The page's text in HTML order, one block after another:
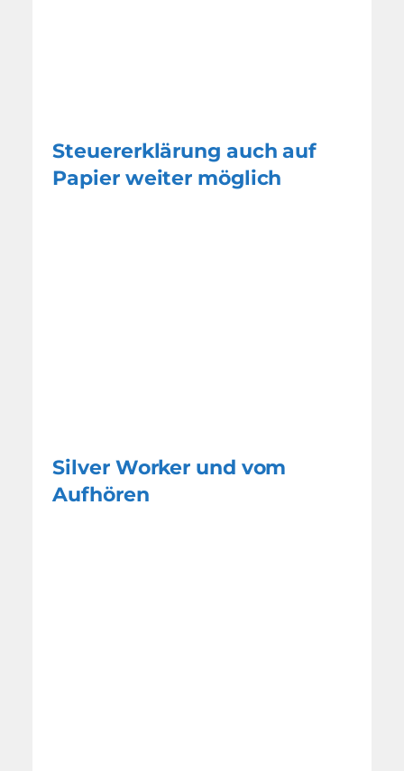
Steuererklärung auch auf
Papier weiter möglich
Silver Worker und vom
Aufhören